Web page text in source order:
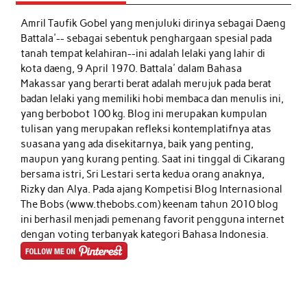
Amril Taufik Gobelyang menjuluki dirinya sebagai Daeng
Battala'-- sebagai sebentuk penghargaan spesial pada
tanah tempat kelahiran--ini adalah lelaki yang lahir di
kota daeng, 9 April 1970. Battala' dalam Bahasa
Makassar yang berarti berat adalah merujuk pada berat
badan lelaki yang memiliki hobi membaca dan menulis ini,
yang berbobot 100 kg. Blog ini merupakan kumpulan
tulisan yang merupakan refleksi kontemplatifnya atas
suasana yang ada disekitarnya, baik yang penting,
maupun yang kurang penting. Saat ini tinggal di Cikarang
bersama istri, Sri Lestari serta kedua orang anaknya,
Rizky dan Alya. Pada ajang Kompetisi Blog Internasional
The Bobs (www.thebobs.com) keenam tahun 2010 blog
ini berhasil menjadi pemenang favorit pengguna internet
dengan voting terbanyak kategori Bahasa Indonesia.